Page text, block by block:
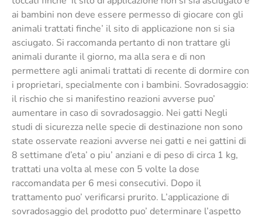
ai bambini non deve essere permesso di giocare con gli
animali trattati finche’ il sito di applicazione non si sia
asciugato. Si raccomanda pertanto di non trattare gli
animali durante il giorno, ma alla sera e di non
permettere agli animali trattati di recente di dormire con
i proprietari, specialmente con i bambini. Sovradosaggio:
il rischio che si manifestino reazioni avverse puo’
aumentare in caso di sovradosaggio. Nei gatti Negli
studi di sicurezza nelle specie di destinazione non sono
state osservate reazioni avverse nei gatti e nei gattini di
8 settimane d’eta’ o piu’ anziani e di peso di circa 1 kg,
trattati una volta al mese con 5 volte la dose
raccomandata per 6 mesi consecutivi. Dopo il
trattamento puo’ verificarsi prurito. L’applicazione di
sovradosaggio del prodotto puo’ determinare l’aspetto